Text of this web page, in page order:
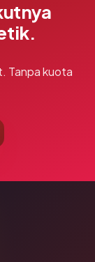
Tanpa kuota